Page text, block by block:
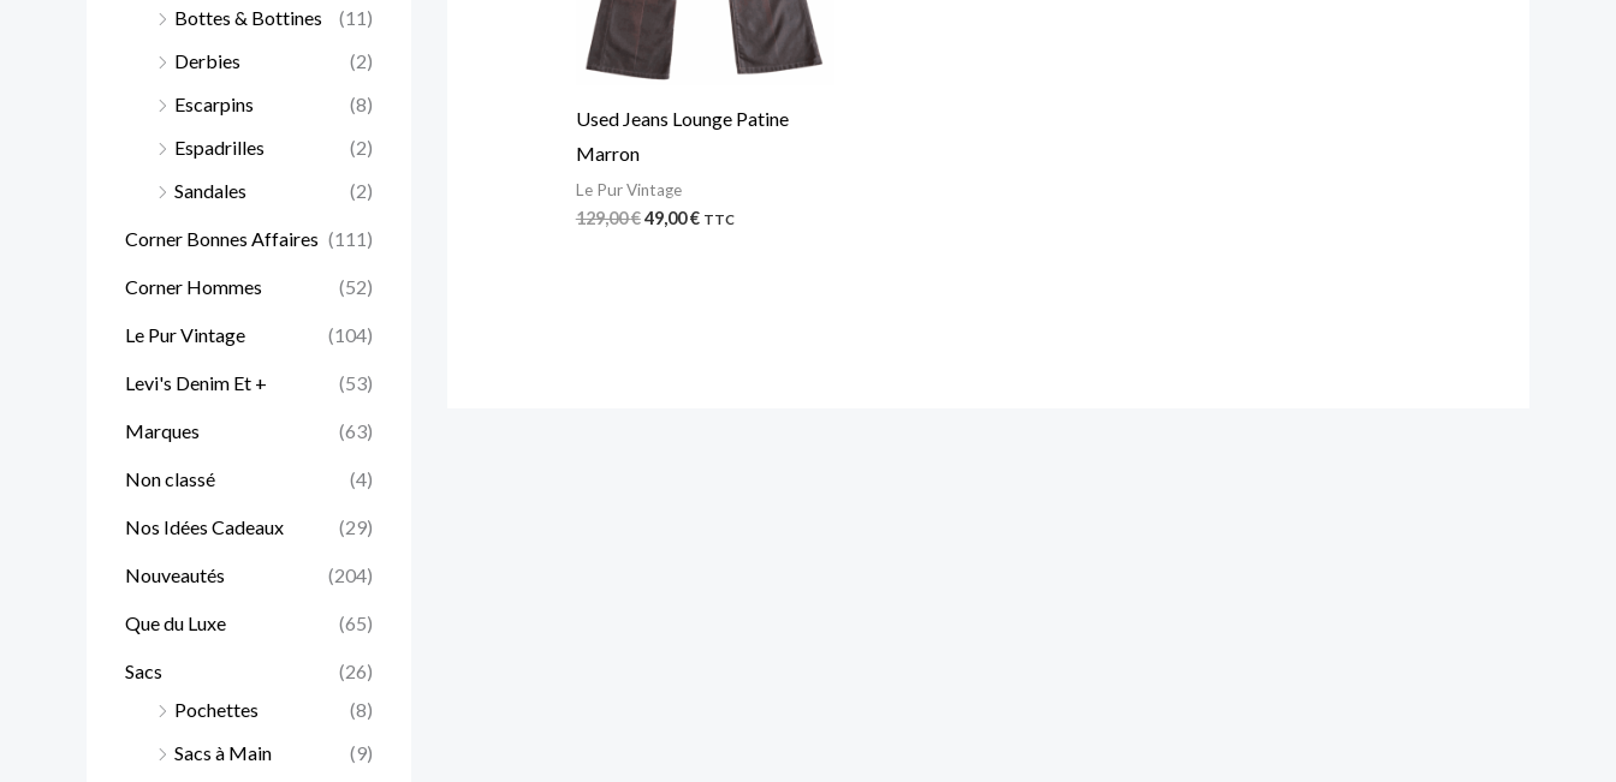
Bottes & Bottines
(11)
Derbies
(2)
Escarpins
(8)
Espadrilles
(2)
Sandales
(2)
Corner Bonnes Affaires (111)
Corner Hommes (52)
Le Pur Vintage (104)
Levi's Denim Et + (53)
Marques (63)
Non classé (4)
Nos Idées Cadeaux (29)
Nouveautés (204)
Que du Luxe (65)
Sacs
(26)
Pochettes
(8)
Sacs à Main
(9)
Used Jeans Lounge Patine
Marron
Le Pur Vintage
129,00€49,00€ TTC